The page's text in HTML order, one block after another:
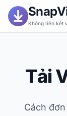
Không liên kết
Tải
Cách